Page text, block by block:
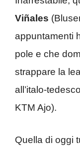
Viñales
appuntamenti
pole e che
strappare la
all’italo-tedesco
KTM Ajo).
Quella di oggi